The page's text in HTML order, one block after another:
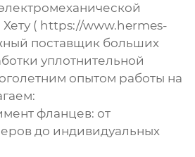
( https://www.hermes-
поставщик больших
уплотнительной
опытом работы на
фланцев: от
до индивидуальных